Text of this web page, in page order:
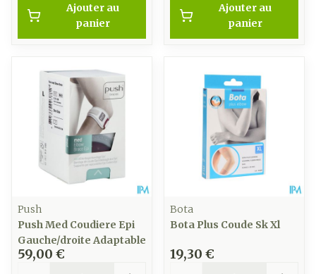
Ajouter au
panier
Ajouter au
panier
Push
Push Med Coudiere Epi
Gauche/droite Adaptable
59,00 €
Bota
Bota Plus Coude Sk Xl
19,30 €